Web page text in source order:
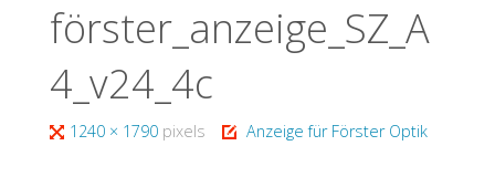
förster_anzeige_SZ_A
4_v24_4c
Full1240 × 1790 pixels Anzeige für Förster Optik